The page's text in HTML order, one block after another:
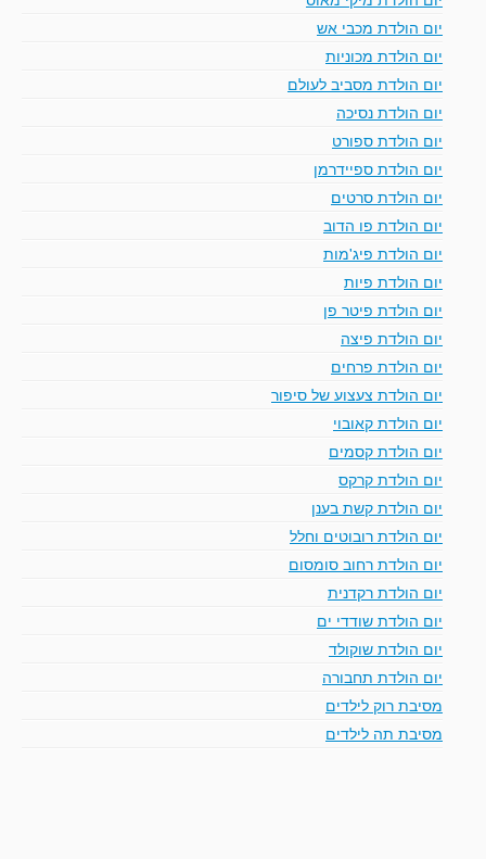
יום הולדת מכבי אש
יום הולדת מכוניות
יום הולדת מסביב לעולם
יום הולדת נסיכה
יום הולדת ספורט
יום הולדת ספיידרמן
יום הולדת סרטים
יום הולדת פו הדוב
יום הולדת פיג'מות
יום הולדת פיות
יום הולדת פיטר פן
יום הולדת פיצה
יום הולדת פרחים
יום הולדת צעצוע של סיפור
יום הולדת קאובוי
יום הולדת קסמים
יום הולדת קרקס
יום הולדת קשת בענן
יום הולדת רובוטים וחלל
יום הולדת רחוב סומסום
יום הולדת רקדנית
יום הולדת שודדי ים
יום הולדת שוקולד
יום הולדת תחבורה
מסיבת רוק לילדים
מסיבת תה לילדים